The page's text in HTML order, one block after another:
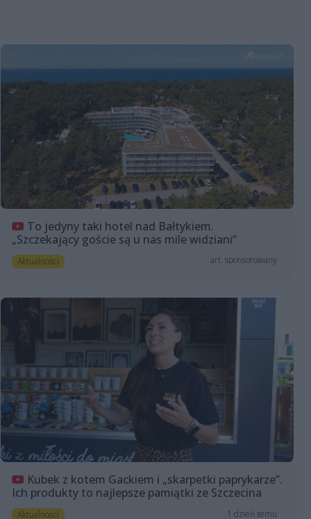
To jedyny taki hotel nad Bałtykiem.
„Szczekający goście są u nas mile widziani”
Aktualności art. sponsorowany
Kubek z kotem Gackiem i „skarpetki paprykarze”.
Ich produkty to najlepsze pamiątki ze Szczecina
Aktualności 1 dzień temu